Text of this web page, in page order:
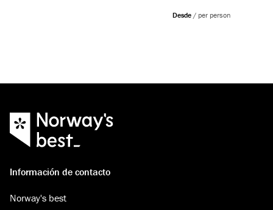
Desde / per person
Información de contacto
Norway's best